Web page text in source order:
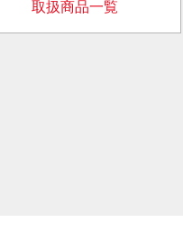
取扱商品一覧